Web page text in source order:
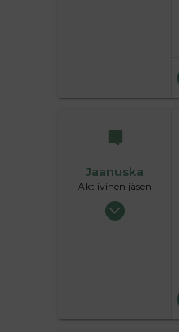
Jaanuska
Aktiivinen jäsen
29.05.2004